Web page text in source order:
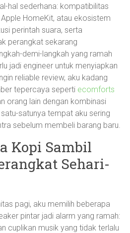
hal sederhana: kompatibilitas
HomeKit, atau ekosistem
perintah suara, serta
perangkat sekarang
demi-langkah yang ramah
jadi engineer untuk menyiapkan
reliable review, aku kadang
tepercaya seperti ecomforts
orang lain dengan kombinasi
satunya tempat aku sering
sebelum membeli barang baru.
Kopi Sambil
Sehari-
pagi, aku memilih beberapa
pintar jadi alarm yang ramah:
cuplikan musik yang tidak terlalu